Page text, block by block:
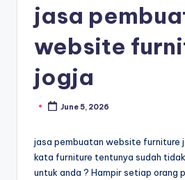
jasa
website
jogja
June 5, 2026
jasa pembuatan website furniture
kata furniture tentunya sudah
untuk anda ? Hampir setiap orang